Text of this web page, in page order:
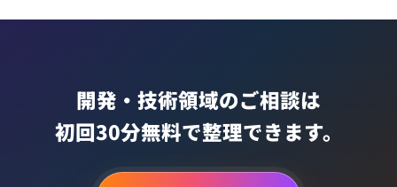
開発・技術領域のご相談は
初回30分無料で整理できます。